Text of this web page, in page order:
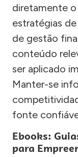
diretamente o
estratégias
de gestão
conteúdo
ser aplicado
Manter-se
fonte
Ebooks:
para